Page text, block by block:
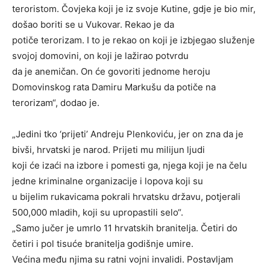
teroristom. Čovjeka koji je iz svoje Kutine, gdje je bio mir,
došao boriti se u Vukovar. Rekao je da
potiče terorizam. I to je rekao on koji je izbjegao služenje
svojoj domovini, on koji je lažirao potvrdu
da je anemičan. On će govoriti jednome heroju
Domovinskog rata Damiru Markušu da potiče na
terorizam“, dodao je.
„Jedini tko ‘prijeti’ Andreju Plenkoviću, jer on zna da je
bivši, hrvatski je narod. Prijeti mu milijun ljudi
koji će izaći na izbore i pomesti ga, njega koji je na čelu
jedne kriminalne organizacije i lopova koji su
u bijelim rukavicama pokrali hrvatsku državu, potjerali
500,000 mladih, koji su upropastili selo“.
„Samo jučer je umrlo 11 hrvatskih branitelja. Četiri do
četiri i pol tisuće branitelja godišnje umire.
Većina među njima su ratni vojni invalidi. Postavljam